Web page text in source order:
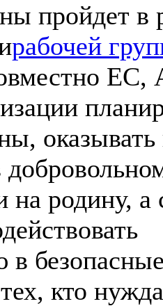
пройдет в
рабочей
ЕС,
на родину, а
в
кто